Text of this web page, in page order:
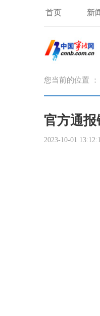
首页 新
您当前的位置 ：
官方通
2023-10-01